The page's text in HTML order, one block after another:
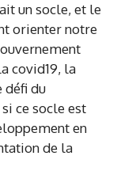
un socle, et le
orienter notre
covid19, la
défi du
ce socle est
en
de la